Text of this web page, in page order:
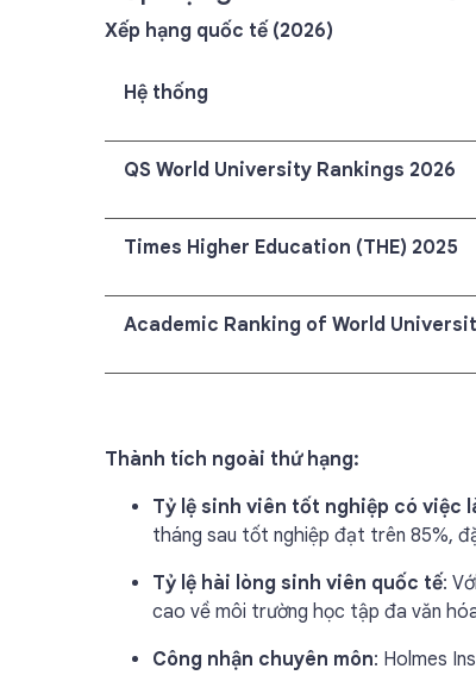
Xếp hạng quốc tế (2026)
Hệ thống
QS World University Rankings 2026
Times Higher Education (THE) 2025
Academic Ranking of World
Thành tích ngoài thứ hạng:
Tỷ lệ sinh viên tốt nghiệp có việc
tháng sau tốt nghiệp đạt trên 85%,
Tỷ lệ hài lòng sinh viên quốc tế:
cao về môi trường học tập đa văn
Công nhận chuyên môn: Holmes